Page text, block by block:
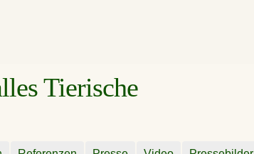
Tierische